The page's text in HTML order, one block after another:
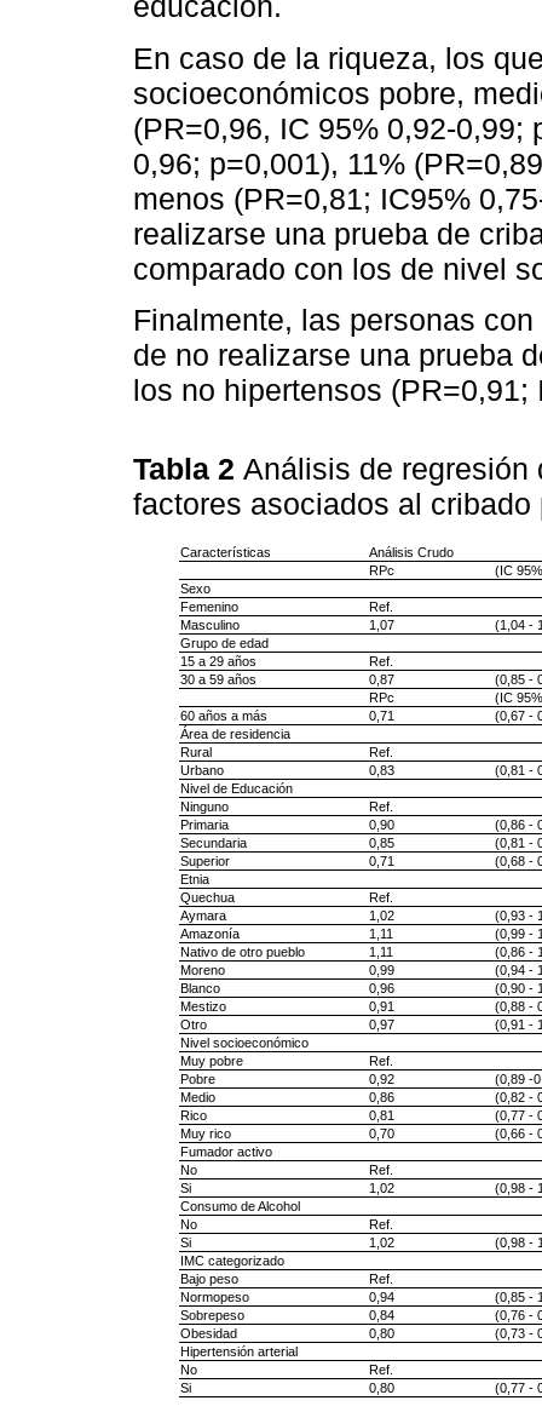
En caso de la riqueza, los
socioeconómicos pobre,
(PR=0,96, IC 95% 0,92-0,99;
0,96; p=0,001), 11%
menos (PR=0,81; IC95%
realizarse una prueba de
comparado con los de nivel
Finalmente, las personas
de no realizarse una prueba
los no hipertensos
Tabla 2 Análisis de regresión
factores asociados al
Características
Análisis Crudo
RPc
(IC
Sexo
Femenino
Ref.
Masculino
1,07
(1,04 -
Grupo de edad
15 a 29 años
Ref.
30 a 59 años
0,87
(0,85 -
RPc
(IC
60 años a más
0,71
(0,67 -
Área de residencia
Rural
Ref.
Urbano
0,83
(0,81 -
Nivel de Educación
Ninguno
Ref.
Primaria
0,90
(0,86 -
Secundaria
0,85
(0,81 -
Superior
0,71
(0,68 -
Etnia
Quechua
Ref.
Aymara
1,02
(0,93 -
Amazonía
1,11
(0,99 -
Nativo de otro pueblo
1,11
(0,86 -
Moreno
0,99
(0,94 -
Blanco
0,96
(0,90 -
Mestizo
0,91
(0,88 -
Otro
0,97
(0,91 -
Nivel socioeconómico
Muy pobre
Ref.
Pobre
0,92
(0,89 -
Medio
0,86
(0,82 -
Rico
0,81
(0,77 -
Muy rico
0,70
(0,66 -
Fumador activo
No
Ref.
Si
1,02
(0,98 -
Consumo de Alcohol
No
Ref.
Si
1,02
(0,98 -
IMC categorizado
Bajo peso
Ref.
Normopeso
0,94
(0,85 -
Sobrepeso
0,84
(0,76 -
Obesidad
0,80
(0,73 -
Hipertensión arterial
No
Ref.
Si
0,80 (0,77 -